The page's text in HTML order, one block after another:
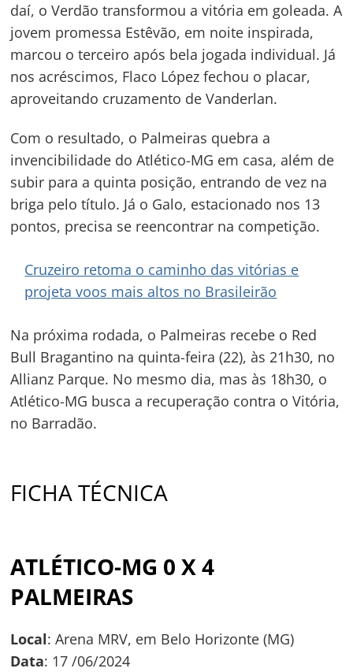
daí, o Verdão transformou a vitória em goleada. A
jovem promessa Estêvão, em noite inspirada,
marcou o terceiro após bela jogada individual. Já
nos acréscimos, Flaco López fechou o placar,
aproveitando cruzamento de Vanderlan.
Com o resultado, o Palmeiras quebra a
invencibilidade do Atlético-MG em casa, além de
subir para a quinta posição, entrando de vez na
briga pelo título. Já o Galo, estacionado nos 13
pontos, precisa se reencontrar na competição.
Cruzeiro retoma o caminho das vitórias e
projeta voos mais altos no Brasileirão
Na próxima rodada, o Palmeiras recebe o Red
Bull Bragantino na quinta-feira (22), às 21h30, no
Allianz Parque. No mesmo dia, mas às 18h30, o
Atlético-MG busca a recuperação contra o Vitória,
no Barradão.
FICHA TÉCNICA
ATLÉTICO-MG 0 X 4
PALMEIRAS
Local: Arena MRV, em Belo Horizonte (MG)
Data: 17 /06/2024
Navegação
de
Post